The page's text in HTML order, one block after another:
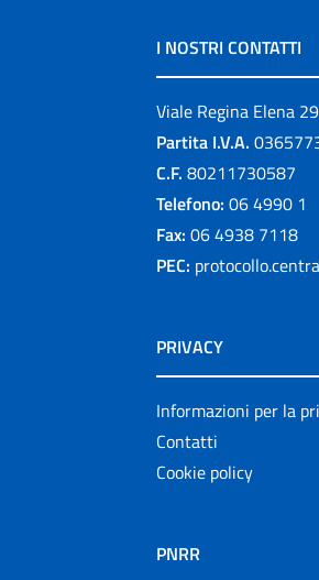
I NOSTRI CONTATTI
Viale Regina Elena
Partita I.V.A.
C.F. 80211730587
Telefono: 06 4990 1
Fax: 06 4938 7118
PEC:
PRIVACY
Informazioni per la
Contatti
Cookie policy
PNRR